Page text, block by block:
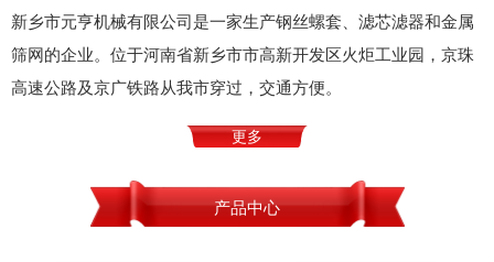
新乡市元亨机械有限公司是一家生产钢丝螺套、滤芯滤器和金属
筛网的企业。位于河南省新乡市市高新开发区火炬工业园，京珠
高速公路及京广铁路从我市穿过，交通方便。
更多
产品中心